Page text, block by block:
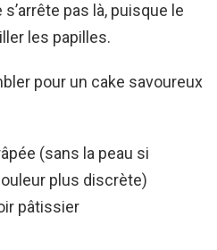
pas là, puisque le
les papilles.
pour un cake savoureux
(sans la peau si
plus discrète)
pâtissier